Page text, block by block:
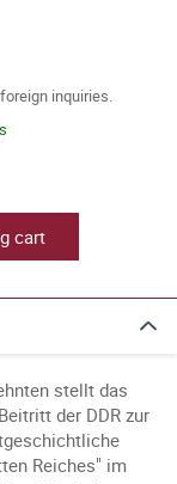
inquiries.
cart
stellt das
der DDR zur
Reiches" im